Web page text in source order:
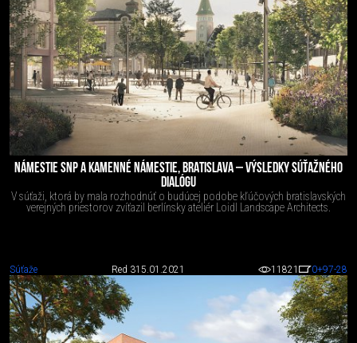
NÁMESTIE SNP A KAMENNÉ NÁMESTIE, BRATISLAVA – VÝSLEDKY SÚŤAŽNÉHO
DIALÓGU
V súťaži, ktorá by mala rozhodnúť o budúcej podobe kľúčových bratislavských
verejných priestorov zvíťazil berlínsky ateliér ​Loidl Landscape Architects.
Súťaže Red 315.01.2021 11821 0+97-28